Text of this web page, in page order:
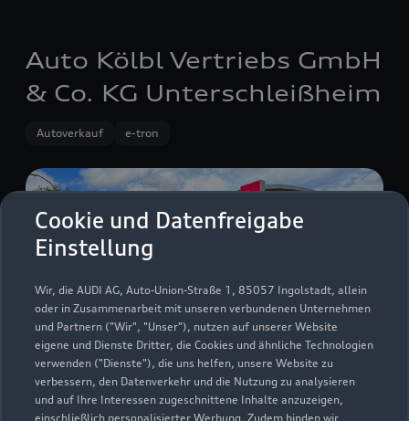
Cookie und Datenfreigabe
Einstellung
Wir, die AUDI AG, Auto-Union-Straße 1, 85057 Ingolstadt, allein
oder in Zusammenarbeit mit unseren verbundenen Unternehmen
und Partnern ("Wir", "Unser"), nutzen auf unserer Website
eigene und Dienste Dritter, die Cookies und ähnliche Technologien
verwenden ("Dienste"), die uns helfen, unsere Website zu
verbessern, den Datenverkehr und die Nutzung zu analysieren
und auf Ihre Interessen zugeschnittene Inhalte anzuzeigen,
einschließlich personalisierter Werbung. Zudem binden wir
Auto Kölbl Vertriebs GmbH
& Co. KG Unterschleißheim
Autoverkauf e-tron
Landshuter Straße 25